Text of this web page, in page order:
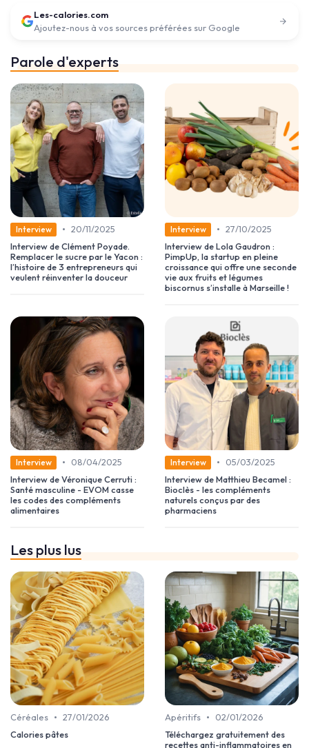
Les-calories.com
Ajoutez-nous à vos sources préférées sur Google
Parole d'experts
Interview • 20/11/2025
Interview de Clément Poyade.
Remplacer le sucre par le Yacon :
l’histoire de 3 entrepreneurs qui
veulent réinventer la douceur
Interview • 27/10/2025
Interview de Lola Gaudron :
PimpUp, la startup en pleine
croissance qui offre une seconde
vie aux fruits et légumes
biscornus s’installe à Marseille !
Interview •
08/04/2025
Interview de Véronique Cerruti :
Santé masculine - EVOM casse
les codes des compléments
alimentaires
Interview •
05/03/2025
Interview de Matthieu Becamel :
Bioclès - les compléments
naturels conçus par des
pharmaciens
Les plus lus
Céréales • 27/01/2026
Calories pâtes
Apéritifs •
02/01/2026
Téléchargez gratuitement des
recettes anti-inflammatoires en